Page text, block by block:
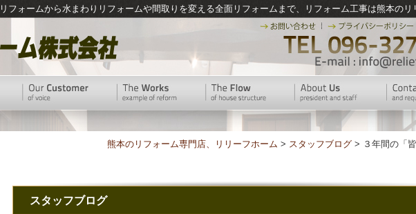
フォームから水まわりリフォームや間取りを変える全面リフォームまで、リフォーム工事は熊本のリ
熊本のリフォーム専門店、リリーフホーム > スタッフブログ > ３年間の「
スタッフブログ